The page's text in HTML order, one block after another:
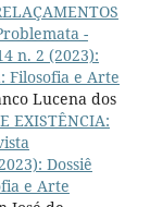
-
n. 2 (2023):
Filosofia e Arte
Lucena dos
EXISTÊNCIA:
Dossiê
e Arte